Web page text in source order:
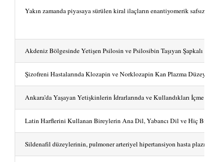
Yakın zamanda piyasaya sürülen kiral ilaçların enantiyomerik
Akdeniz Bölgesinde Yetişen Psilosin ve Psilosibin Taşıyan Şapkalı
Şizofreni Hastalarında Klozapin ve Norklozapin Kan Plazma
Ankara’da Yaşayan Yetişkinlerin İdrarlarında ve Kullandıkları İçme
Latin Harflerini Kullanan Bireylerin Ana Dil, Yabancı Dil ve Hiç
Sildenafil düzeylerinin, pulmoner arteriyel hipertansiyon hasta